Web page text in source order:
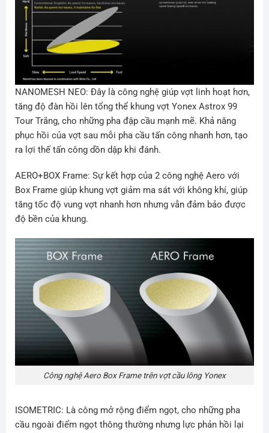
NANOMESH NEO: Đây là công nghệ giúp vợt linh hoạt hơn,
tăng độ đàn hồi lên tổng thể khung vợt Yonex Astrox 99
Tour Trắng, cho những pha đập cầu mạnh mẽ. Khả năng
phục hồi của vợt sau mỗi pha cầu tấn công nhanh hơn, tạo
ra lợi thế tấn công dồn dập khi đánh.
AERO+BOX Frame: Sự kết hợp của 2 công nghệ Aero với
Box Frame giúp khung vợt giảm ma sát với không khí, giúp
tăng tốc độ vung vợt nhanh hơn nhưng vẫn đảm bảo được
độ bền của khung.
Công nghệ Aero Box Frame trên vợt cầu lông Yonex
ISOMETRIC: Là công mở rộng điểm ngọt, cho những pha
cầu ngoài điểm ngọt thông thường nhưng lực phản hồi lại